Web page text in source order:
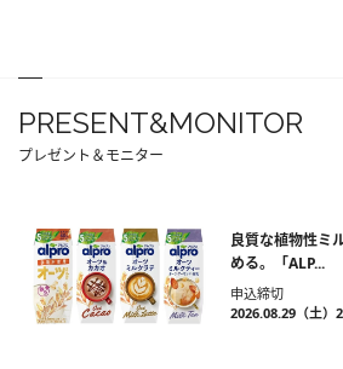
PRESENT&MONITOR
プレゼント＆モニター
良質な植物性ミ
める。「ALP...
申込締切
2026.08.29（土）